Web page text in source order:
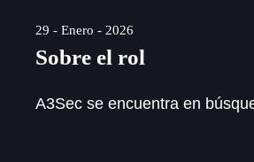
29 - Enero - 2026
Sobre el rol
A3Sec se encuentra en